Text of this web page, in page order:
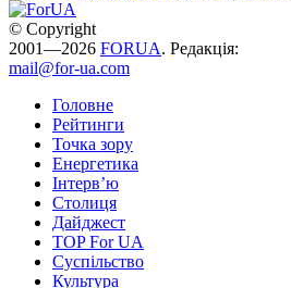
© Copyright
2001—2026 FORUA. Редакція:
mail@for-ua.com
Головне
Рейтинги
Точка зору
Енергетика
Інтерв’ю
Столиця
Дайджест
TOP For UA
Суспiльство
Культура